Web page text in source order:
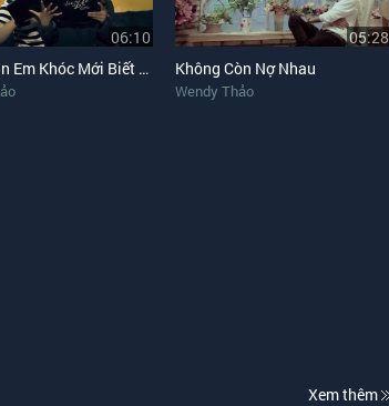
06:10
Đừng Nhìn Em Khóc Mới Biết Em Đau
05:28
Không Còn Nợ Nhau
Wendy Thảo
Xem thêm